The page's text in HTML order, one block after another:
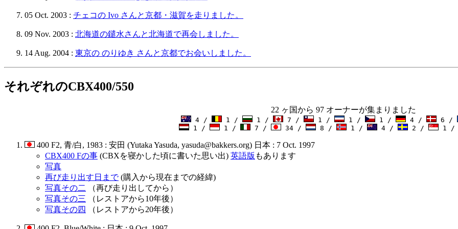
05 Oct. 2003 : チェコの Ivo さんと京都・滋賀を走りました。
09 Nov. 2003 : 北海道の鑓水さんと北海道で再会しました。
14 Aug. 2004 : 東京の のりゆき さんと京都でお会いしました。
それぞれのCBX400/550
22 ヶ国から 97 オーナーが集まりました
4 / 1 / 1 / 7 / 1 / 1 / 1 / 4 / 6 /
1 /
1 / 7 / 34 / 8 / 1 / 4 / 2 / 1 /
400 F2, 青/白, 1983 : 安田 (Yutaka Yasuda, yasuda@bakkers.org) 日本 : 7 Oct. 1997
CBX400 Fの事 (CBXを寝かした頃に書いた思い出) 英語版 もあります
写真
再び走り出す日まで(購入から現在までの経緯)
写真その二
（再び走り出してから）
写真その三 （レストアから10年後）
写真その四
（レストアから20年後）